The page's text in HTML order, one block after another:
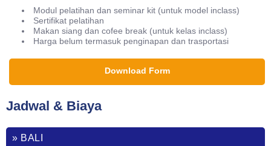
Modul pelatihan dan seminar kit (untuk model inclass)
Sertifikat pelatihan
Makan siang dan cofee break (untuk kelas inclass)
Harga belum termasuk penginapan dan trasportasi
Download Form
Jadwal & Biaya
» BALI